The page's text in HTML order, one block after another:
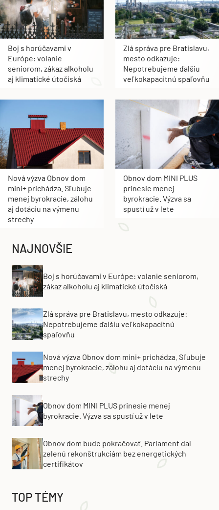
Boj s horúčavami v
Európe: volanie
seniorom, zákaz alkoholu
aj klimatické útočiská
Zlá správa pre Bratislavu,
mesto odkazuje:
Nepotrebujeme ďalšiu
veľkokapacitnú spaľovňu
Nová výzva Obnov dom
mini+ prichádza. Sľubuje
menej byrokracie, zálohu
aj dotáciu na výmenu
strechy
Obnov dom MINI PLUS
prinesie menej
byrokracie. Výzva sa
spustí už v lete
NAJNOVŠIE
Boj s horúčavami v Európe: volanie seniorom,
zákaz alkoholu aj klimatické útočiská
Zlá správa pre Bratislavu, mesto odkazuje:
Nepotrebujeme ďalšiu veľkokapacitnú
spaľovňu
Nová výzva Obnov dom mini+ prichádza. Sľubuje
menej byrokracie, zálohu aj dotáciu na výmenu
strechy
Obnov dom MINI PLUS prinesie menej
byrokracie. Výzva sa spustí už v lete
Obnov dom bude pokračovať. Parlament dal
zelenú rekonštrukciám bez energetických
certifikátov
TOP TÉMY